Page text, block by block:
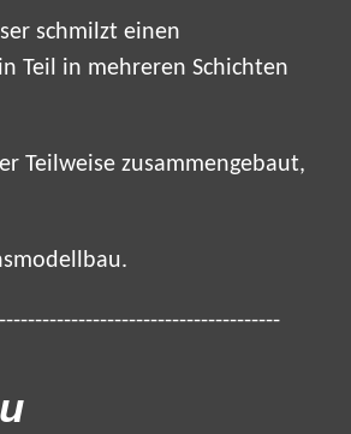
schmilzt einen
Teil in mehreren Schichten
Teilweise zusammengebaut,